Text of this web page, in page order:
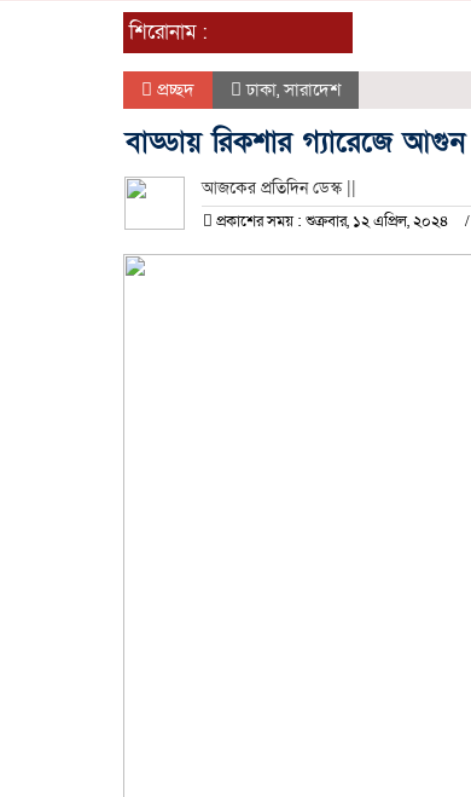
শিরোনাম :
প্রচ্ছদ ঢাকা,সারাদেশ
বাড্ডায় রিকশার গ্যারেজে আগুন
আজকের প্রতিদিন ডেস্ক ||
প্রকাশের সময় : শুক্রবার, ১২ এপ্রিল, ২০২৪